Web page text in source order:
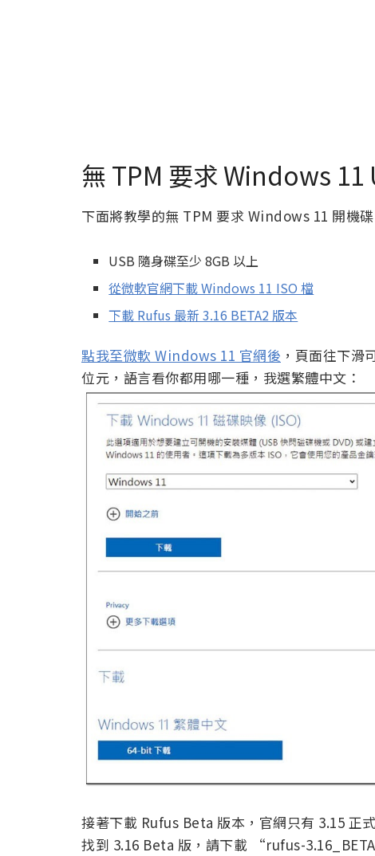
無 TPM 要求 Windows 11
下面將教學的無 TPM 要求 Windows 11 開機
USB 隨身碟至少 8GB 以上
從微軟官網下載 Windows 11 ISO 檔
下載 Rufus 最新 3.16 BETA2 版本
點我至微軟 Windows 11 官網後 ，頁面往下滑
位元，語言看你都用哪一種，我選繁體中文：
接著下載 Rufus Beta 版本，官網只有 3.15 正
找到 3.16 Beta 版，請下載 “rufus-